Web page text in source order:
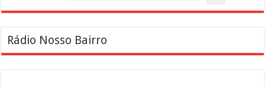
Rádio Nosso Bairro